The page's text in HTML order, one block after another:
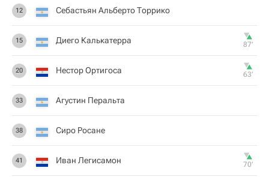
12 Себастьян Альберто Торрико
15 Диего Калькатерра 87‎’‎
20 Нестор Ортигоса 63‎’‎
33 Агустин Перальта
38 Сиро Росане
41 Иван Легисамон 70‎’‎